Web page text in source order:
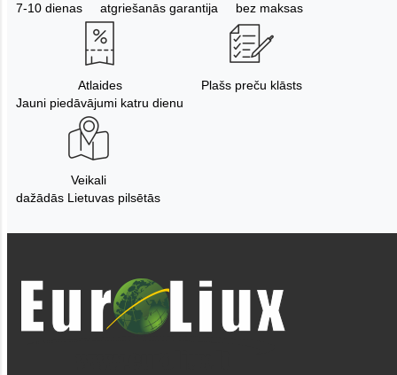
7-10 dienas
atgriešanās garantija
bez maksas
Atlaides
Jauni piedāvājumi katru dienu
Plašs preču klāsts
Veikali
dažādās Lietuvas pilsētās